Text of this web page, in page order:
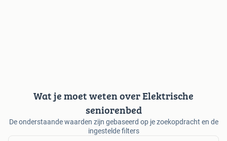
Wat je moet weten over Elektrische
seniorenbed
De onderstaande waarden zijn gebaseerd op je zoekopdracht en de
ingestelde filters